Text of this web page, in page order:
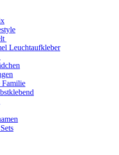
Leuchtaufkleber
Familie